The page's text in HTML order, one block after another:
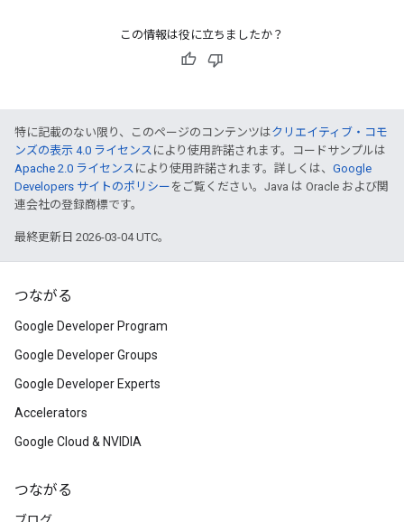
この情報は役に立ちましたか？
特に記載のない限り、このページのコンテンツはクリエイティブ・コモ
ンズの表示 4.0 ライセンス により使用許諾されます。コードサンプルは
Apache 2.0 ライセンス により使用許諾されます。詳しくは、 Google
Developers サイトのポリシー をご覧ください。Java は Oracle および関
連会社の登録商標です。
最終更新日 2026-03-04 UTC。
つながる
Google Developer Program
Google Developer Groups
Google Developer Experts
Accelerators
Google Cloud & NVIDIA
つながる